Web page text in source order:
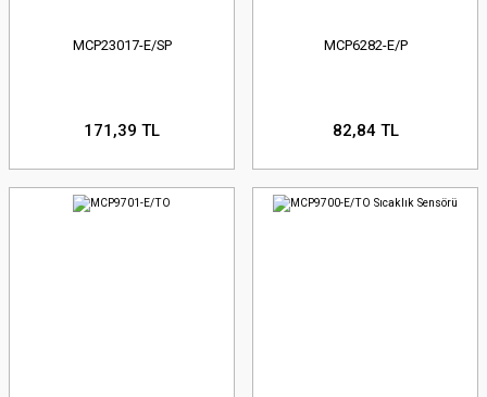
MCP23017-E/SP
171,39 TL
MCP6282-E/P
82,84 TL